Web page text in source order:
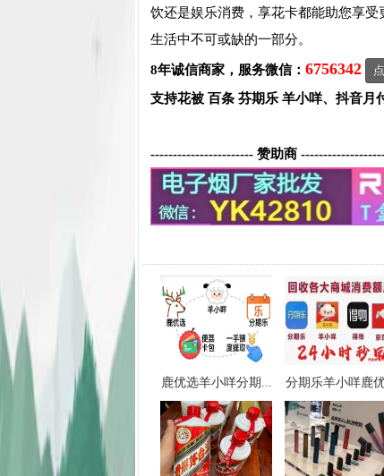
饮还是娱乐消费，享花卡都能助您享
生活中不可或缺的一部分。
8年诚信商家，服务微信： 6756342
支持花被 百条 芬期乐 羊小咩、抖音月
----------------------- 赞助商
鹿优选羊小咩分期... 分期乐羊小咩鹿